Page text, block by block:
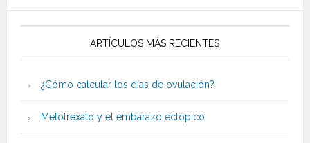
ARTÍCULOS MÁS RECIENTES
¿Cómo calcular los días de ovulación?
Metotrexato y el embarazo ectópico